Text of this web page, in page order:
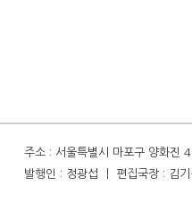
주소 : 서울특별시 마포구 양화진
발행인 : 정광섭 ㅣ 편집국장 :